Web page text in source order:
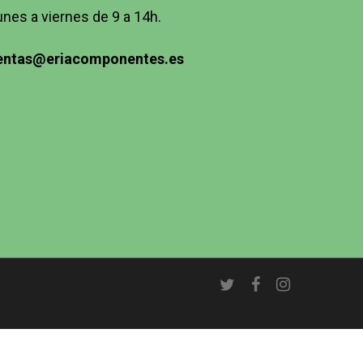
a viernes de 9 a 14h.
twitterfacebookinstagram